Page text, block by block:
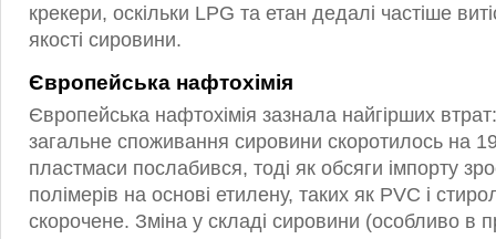
крекери, оскільки LPG та етан дедалі частіше
якості сировини.
Європейська нафтохімія
Європейська нафтохімія зазнала найгірших
загальне споживання сировини скоротилось на
пластмаси послабився, тоді як обсяги імпорту
полімерів на основі етилену, таких як PVC і
скорочене. Зміна у складі сировини (особливо в